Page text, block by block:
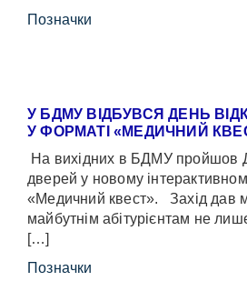
Позначки
У БДМУ ВІДБУВСЯ ДЕНЬ
У ФОРМАТІ «МЕДИЧНИЙ
На вихідних в БДМУ пройшов
дверей у новому
«Медичний квест». Захід дав
майбутнім абітурієнтам не
[…]
Позначки